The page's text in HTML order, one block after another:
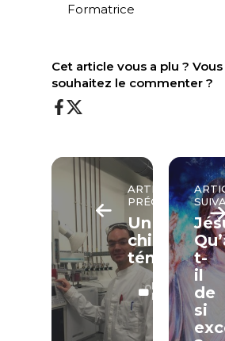
Formatrice
Cet article vous a plu ? Vous
souhaitez le commenter ?
ARTICLE
PRÉCÉDENT
Un
chimiste
témoigne
LECTURE
LIBRE
t-
il
de
si